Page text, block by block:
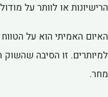
הרישיונות או לוותר על
מחר.